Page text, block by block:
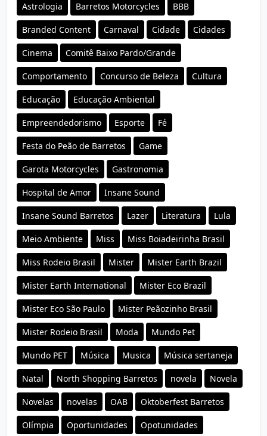
Astrologia Barretos Motorcycles BBB
Branded Content Carnaval Cidade Cidades
Cinema Comitê Baixo Pardo/Grande
Comportamento Concurso de Beleza Cultura
Educação Educação Ambiental
Empreendedorismo Esporte Fé
Festa do Peão de Barretos Game
Garota Motorcycles Gastronomia
Hospital de Amor Insane Sound
Insane Sound Barretos Lazer Literatura Lula
Meio Ambiente Miss Miss Boiadeirinha Brasil
Miss Rodeio Brasil Mister Mister Earth Brazil
Mister Earth International Mister Eco Brazil
Mister Eco São Paulo Mister Peãozinho Brasil
Mister Rodeio Brasil Moda Mundo Pet
Mundo PET Música Musica Música sertaneja
Natal North Shopping Barretos novela Novela
Novelas novelas OAB Oktoberfest Barretos
Olímpia Oportunidades Opotunidades